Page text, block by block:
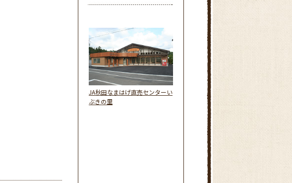
JA秋田なまはげ直売センターい
ぶきの里